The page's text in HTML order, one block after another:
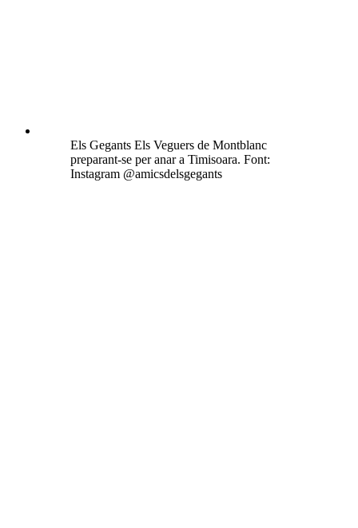
Els Gegants Els Veguers de Montblanc
preparant-se per anar a Timisoara. Font:
Instagram @amicsdelsgegants